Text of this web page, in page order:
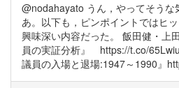
@nodahayato うん，やってそうな
あ。以下も，ピンポイントではヒ
興味深い内容だった。 飯田健・上
員の実証分析』 https://t.co/
議員の入場と退場:1947～1990』